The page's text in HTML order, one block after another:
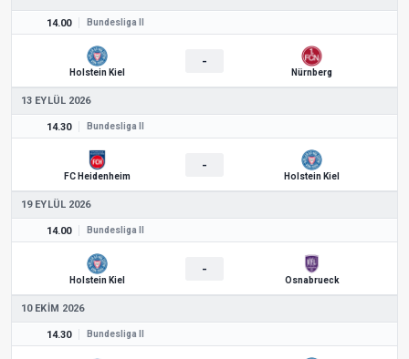
14.00 Bundesliga II
Holstein Kiel
-
Nürnberg
13 EYLÜL 2026
14.30 Bundesliga II
FC Heidenheim
-
Holstein Kiel
19 EYLÜL 2026
14.00 Bundesliga II
Holstein Kiel
-
Osnabrueck
10 EKIM 2026
14.30 Bundesliga II